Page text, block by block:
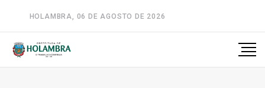
HOLAMBRA, 06 DE AGOSTO DE 2026